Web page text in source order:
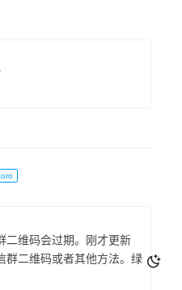
二维码会过期。刚才更新
群二维码或者其他方法。绿